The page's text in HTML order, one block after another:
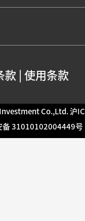
款 | 使用条款
Co.,Ltd.沪
备 31010102004449号